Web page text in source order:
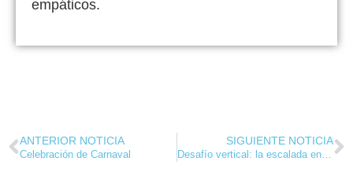
empáticos.
ANTERIOR NOTICIA
Celebración de Carnaval
SIGUIENTE NOTICIA
Desafío vertical: la escalada entra en las clases de Educación Física